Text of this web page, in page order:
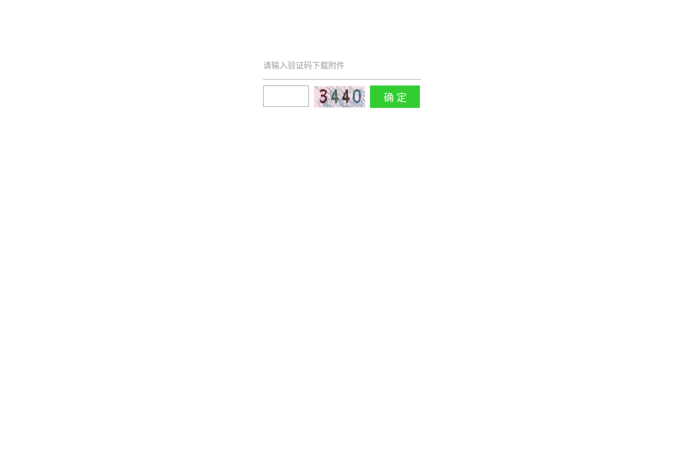
请输入验证码下载附件